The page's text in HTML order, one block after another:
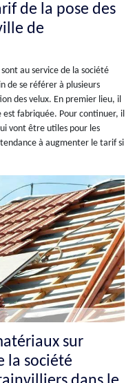
de la pose des
de
au service de la société
de se référer à plusieurs
des velux. En premier lieu, il
fabriquée. Pour continuer, il
vont être utiles pour les
à augmenter le tarif si
sur
la société